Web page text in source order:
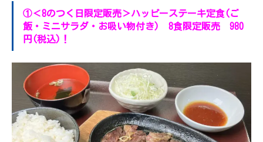
①＜8のつく日限定販売＞ハッピーステーキ定食(ご
飯・ミニサラダ・お吸い物付き) 8食限定販売 980
円(税込)！